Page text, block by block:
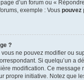
d’un forum ou «
exemple : Vous pouvez
?
ne pouvez modifier ou
Si quelqu’un a
modification. Ce
propre initiative. Notez que